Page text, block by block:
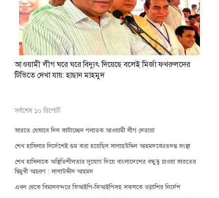
আওয়ামী লীগ ঘরে ঘরে বিদ্যুৎ দিয়েছে বলেই মির্জা ফখরুলদের
টিভিতে দেখা যায়: হাছান মাহমুদ
সর্বশেষ ১০ রিপোর্ট
ভারতে যেভাবে দিন কাটাচ্ছেন পলাতক আওয়ামী লীগ নেতারা
শেখ হাসিনার নির্দেশেই গুম করা হয়েছিল সালাহউদ্দিন আহমদকেঃতদন্ত সংস্থা
শেখ হাসিনাকে অস্থিতিশীলতার সুযোগ দিয়ে বাংলাদেশের বন্ধুত্ব চাওয়া ভারতের
দ্বিমুখী আচরণ : সালাউদ্দীন আহমদ
এখন থেকে বিমানবন্দরে ভিআইপি-সিআইপিসহ সকলকে তল্লাশির নির্দেশ